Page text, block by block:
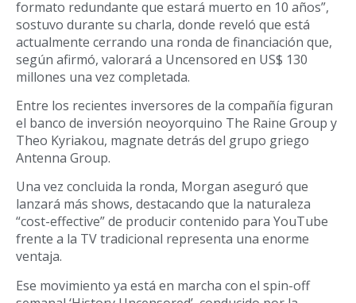
formato redundante que estará muerto en 10 años”,
sostuvo durante su charla, donde reveló que está
actualmente cerrando una ronda de financiación que,
según afirmó, valorará a Uncensored en US$ 130
millones una vez completada.
Entre los recientes inversores de la compañía figuran
el banco de inversión neoyorquino The Raine Group y
Theo Kyriakou, magnate detrás del grupo griego
Antenna Group.
Una vez concluida la ronda, Morgan aseguró que
lanzará más shows, destacando que la naturaleza
“cost-effective” de producir contenido para YouTube
frente a la TV tradicional representa una enorme
ventaja.
Ese movimiento ya está en marcha con el spin-off